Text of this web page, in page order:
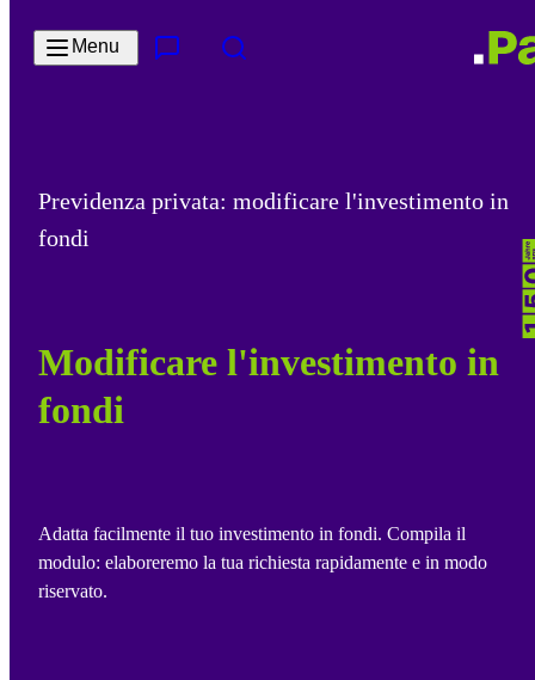
Menu
Previdenza privata: modificare l'investimento in
fondi
Modificare l'investimento in
fondi
Adatta facilmente il tuo investimento in fondi. Compila il
modulo: elaboreremo la tua richiesta rapidamente e in modo
riservato.